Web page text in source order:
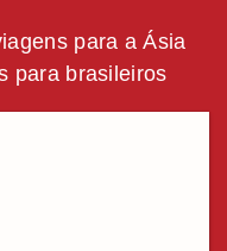
para a Ásia
para brasileiros